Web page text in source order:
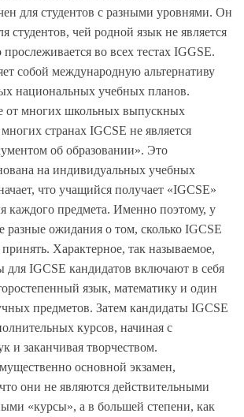
для студентов с разными уровнями. Он
студентов, чей родной язык не является
во всех тестах IGGSE.
собой международную альтернативу
национальных учебных планов.
от многих школьных выпускных
странах IGCSE не является
об образовании». Это
на индивидуальных учебных
что учащийся получает «IGCSE»
каждого предмета. Именно поэтому, у
разные ожидания о том, сколько IGCSE
Характерное, так называемое,
для IGCSE кандидатов включают в себя
язык, математику и один
предметов. Затем кандидаты IGCSE
курсов, начиная с
и заканчивая творчеством.
основной экзамен,
они не являются действительными
«курсы», а в большей степени, как